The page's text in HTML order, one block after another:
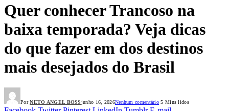
Quer conhecer Trancoso na
baixa temporada? Veja dicas
do que fazer em dos destinos
mais desejados do Brasil
Por NETO ANGEL BOSSjunho 16, 2026Nenhum comentário 5 Mins lidos